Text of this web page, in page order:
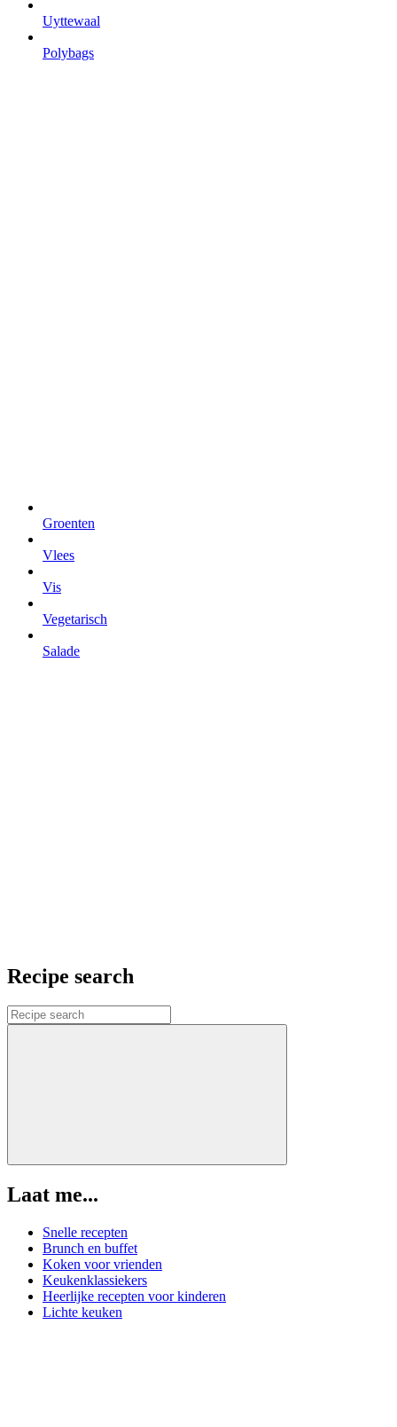
Uyttewaal
Polybags
Groenten
Vlees
Vis
Vegetarisch
Salade
Recipe search
Laat me...
Snelle recepten
Brunch en buffet
Koken voor vrienden
Keukenklassiekers
Heerlijke recepten voor kinderen
Lichte keuken